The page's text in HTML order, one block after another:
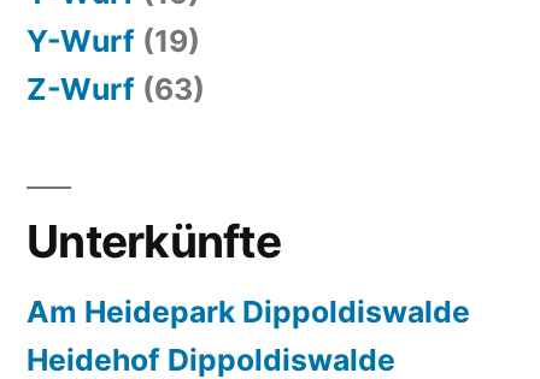
Y-Wurf (19)
Z-Wurf (63)
Unterkünfte
Am Heidepark Dippoldiswalde
Heidehof Dippoldiswalde